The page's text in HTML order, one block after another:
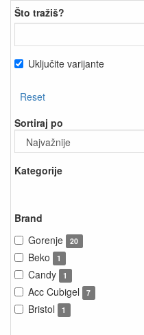
Što tražiš?
Uključite varijante
Reset
Sortiraj po
Kategorije
Brand
Gorenje
20
Beko 1
Candy 1
Acc Cubigel 7
Bristol 1